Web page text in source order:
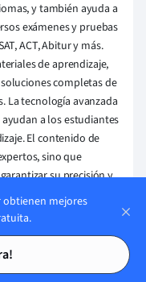
y también ayuda a
exámenes y pruebas
ACT, Abitur y más.
de aprendizaje,
completas de
La tecnología avanzada
a los estudiantes
El contenido de
sino que
su precisión y
obtienen mejores